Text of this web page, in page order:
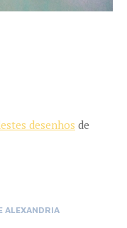
desenhos de
ALEXANDRIA